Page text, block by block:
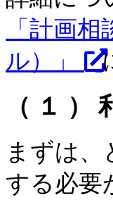
「計画
ル）」
（ １ ）
まずは
する必要